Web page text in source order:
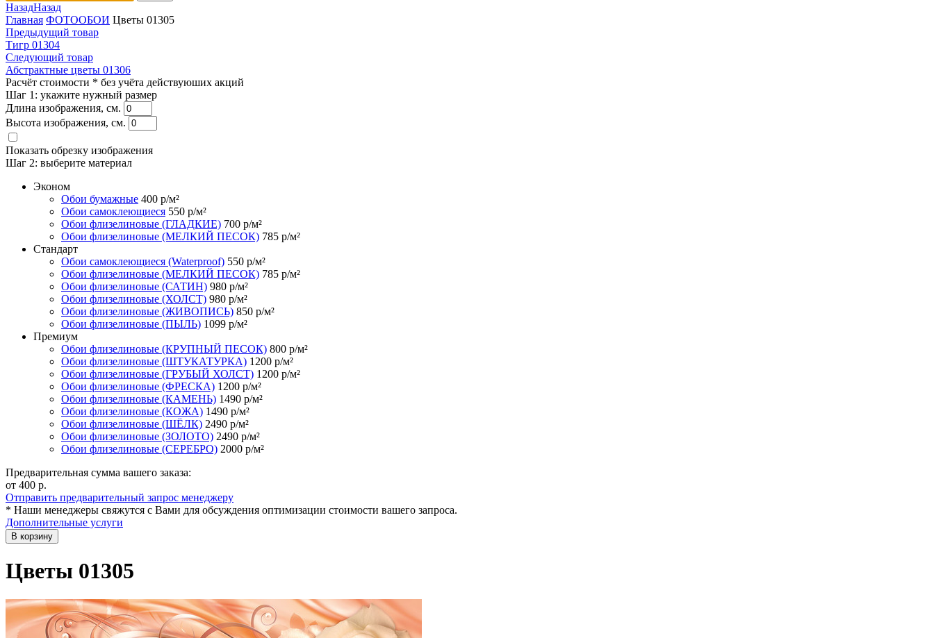
НазадНазад
Главная ФОТООБОИ Цветы 01305
Предыдущий товар
Тигр 01304
Следующий товар
Абстрактные цветы 01306
Расчёт стоимости * без учёта действуюших акций
Шаг 1: укажите нужный размер
Длина изображения, см.
Высота изображения, см.
Показать обрезку изображения
Шаг 2: выберите материал
Эконом
Обои бумажные 400 р/м²
Обои самоклеющиеся 550 р/м²
Обои флизелиновые (ГЛАДКИЕ) 700 р/м²
Обои флизелиновые (МЕЛКИЙ ПЕСОК) 785 р/м²
Стандарт
Обои самоклеющиеся (Waterproof) 550 р/м²
Обои флизелиновые (МЕЛКИЙ ПЕСОК) 785 р/м²
Обои флизелиновые (САТИН) 980 р/м²
Обои флизелиновые (ХОЛСТ) 980 р/м²
Обои флизелиновые (ЖИВОПИСЬ) 850 р/м²
Обои флизелиновые (ПЫЛЬ) 1099 р/м²
Премиум
Обои флизелиновые (КРУПНЫЙ ПЕСОК) 800 р/м²
Обои флизелиновые (ШТУКАТУРКА) 1200 р/м²
Обои флизелиновые (ГРУБЫЙ ХОЛСТ) 1200 р/м²
Обои флизелиновые (ФРЕСКА) 1200 р/м²
Обои флизелиновые (КАМЕНЬ) 1490 р/м²
Обои флизелиновые (КОЖА) 1490 р/м²
Обои флизелиновые (ШЁЛК) 2490 р/м²
Обои флизелиновые (ЗОЛОТО) 2490 р/м²
Обои флизелиновые (СЕРЕБРО) 2000 р/м²
Предварительная сумма вашего заказа:
от 400 р.
Отправить предварительный запрос менеджеру
* Наши менеджеры свяжутся с Вами для обсуждения оптимизации стоимости вашего запроса.
Дополнительные услуги
В корзину
Цветы 01305